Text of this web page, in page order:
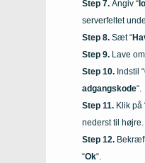
Angiv “
serverfeltet
Sæt “
Lave om
Indstil “
adgangskode“.
Klik på
nederst til højre.
“Ok“.